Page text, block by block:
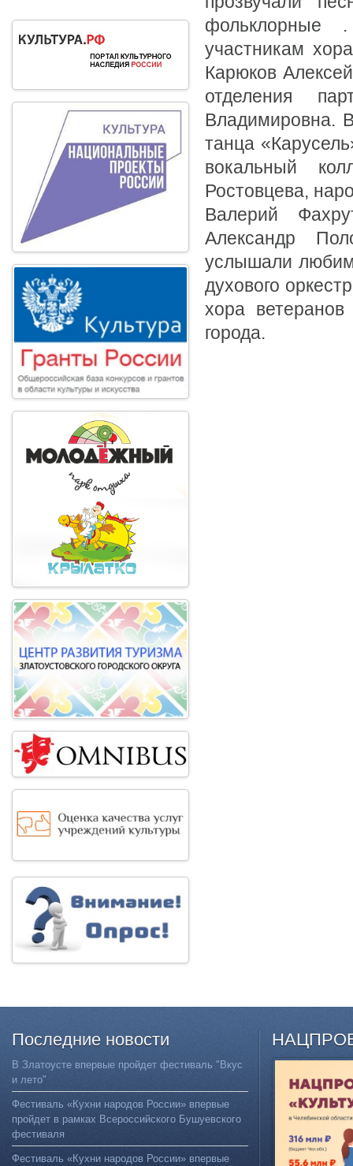
фольклорные
участникам
Карюков
отделения
Владимировна.
танца
вокальный
Ростовцева,
Валерий
Александр
услышали
духового
хора
города.
Последние новости
В Златоусте впервые пройдет фестиваль "Вкус
и лето"
Фестиваль «Кухни народов России» впервые
пройдет в рамках Всероссийского Бушуевского
фестиваля
Фестиваль «Кухни народов России» впервые